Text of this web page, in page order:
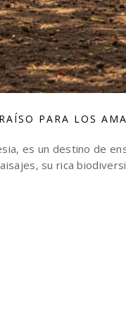
PARA LOS
es un destino de
su rica